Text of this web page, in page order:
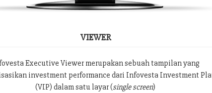
VIEWER
Executive Viewer merupakan sebuah tampilan yang
investment performance dari Infovesta Investment
(VIP) dalam satu layar (single screen)